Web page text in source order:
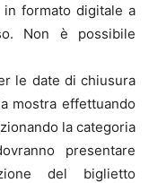
in formato digitale a
Non è possibile
le date di chiusura
mostra effettuando
la categoria
presentare
del biglietto